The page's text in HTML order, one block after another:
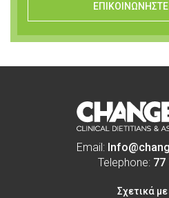
Email:
Telephone: 77
Σχετικά